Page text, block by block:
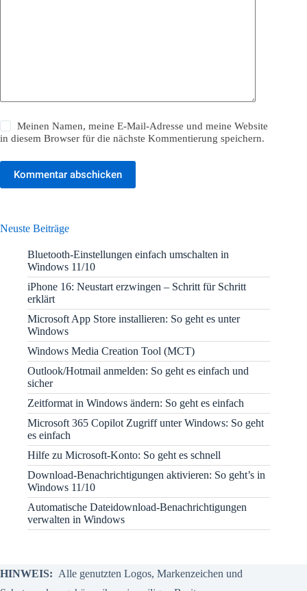
Meinen Namen, meine E-Mail-Adresse und meine Website
in diesem Browser für die nächste Kommentierung speichern.
Kommentar abschicken
Neuste Beiträge
Bluetooth-Einstellungen einfach umschalten in
Windows 11/10
iPhone 16: Neustart erzwingen – Schritt für Schritt
erklärt
Microsoft App Store installieren: So geht es unter
Windows
Windows Media Creation Tool (MCT)
Outlook/Hotmail anmelden: So geht es einfach und
sicher
Zeitformat in Windows ändern: So geht es einfach
Microsoft 365 Copilot Zugriff unter Windows: So geht
es einfach
Hilfe zu Microsoft-Konto: So geht es schnell
Download-Benachrichtigungen aktivieren: So geht’s in
Windows 11/10
Automatische Dateidownload-Benachrichtigungen
verwalten in Windows
HINWEIS: Alle genutzten Logos, Markenzeichen und